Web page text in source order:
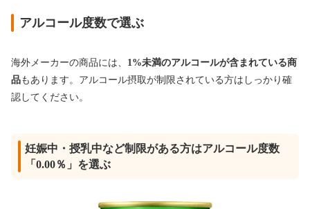
アルコール度数で選ぶ
海外メーカーの商品には、 1%未満のアルコールが含まれている商
品もあります。アルコール摂取が制限されている方はしっかり確
認してください。
妊娠中・授乳中など制限がある方はアルコール度数
「0.00％」を選ぶ